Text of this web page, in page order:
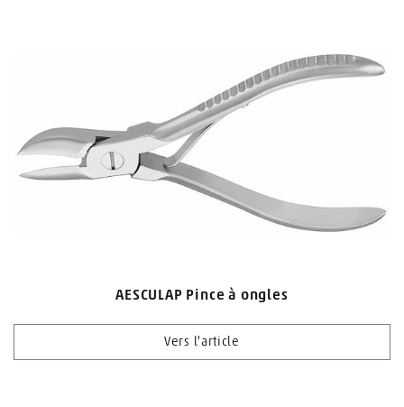
AESCULAP Pince à ongles
Vers l'article